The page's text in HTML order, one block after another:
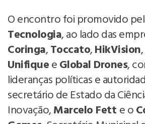
O encontro foi promovido
Tecnologia, ao lado das
Coringa,Toccato,HikVision,
UnifiqueeGlobal Drones,
lideranças políticas e
secretário de Estado da
Inovação,Marcelo Fett e o